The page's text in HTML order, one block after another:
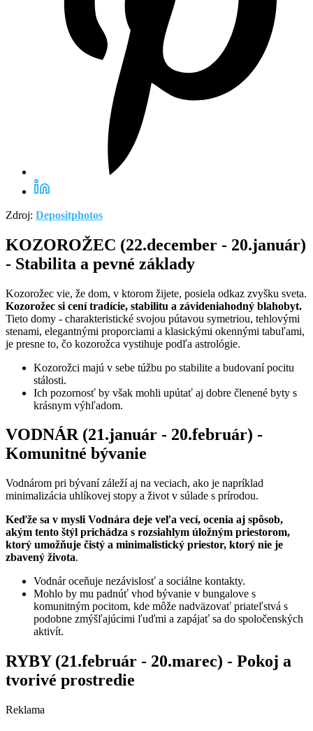
Zdroj: Depositphotos
KOZOROŽEC (22.december - 20.január)
- Stabilita a pevné základy
Kozorožec vie, že dom, v ktorom žijete, posiela odkaz zvyšku sveta.
Kozorožec si cení tradície, stabilitu a závideniahodný blahobyt.
Tieto domy - charakteristické svojou pútavou symetriou, tehlovými
stenami, elegantnými proporciami a klasickými okennými tabuľami,
je presne to, čo kozorožca vystihuje podľa astrológie.
Kozorožci majú v sebe túžbu po stabilite a budovaní pocitu
stálosti.
Ich pozornosť by však mohli upútať aj dobre členené byty s
krásnym výhľadom.
VODNÁR (21.január - 20.február) -
Komunitné bývanie
Vodnárom pri bývaní záleží aj na veciach, ako je napríklad
minimalizácia uhlíkovej stopy a život v súlade s prírodou.
Keďže sa v mysli Vodnára deje veľa vecí, ocenia aj spôsob,
akým tento štýl prichádza s rozsiahlym úložným priestorom,
ktorý umožňuje čistý a minimalistický priestor, ktorý nie je
zbavený života.
Vodnár oceňuje nezávislosť a sociálne kontakty.
Mohlo by mu padnúť vhod bývanie v bungalove s
komunitným pocitom, kde môže nadväzovať priateľstvá s
podobne zmýšľajúcimi ľuďmi a zapájať sa do spoločenských
aktivít.
RYBY (21.február - 20.marec) - Pokoj a
tvorivé prostredie
Reklama